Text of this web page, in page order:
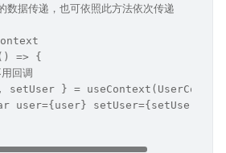
数据传递，也可依照此方法依次传递
=> {
回调
} =
user={user} setUser={setUser} /